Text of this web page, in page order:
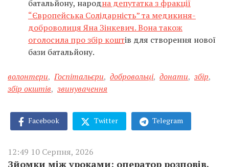
батальйону, народна депутатка з фракції
“Європейська Солідарність” та медикиня-
доброволиця Яна Зінкевич. Вона також
оголосила про збір коштів для створення нової
бази батальйону.
волонтери, Госпітальєри, добровольці, донати, збір,
збір окштів, звинувачення
Facebook Twitter Telegram
12:49 10 Серпня, 2026
Зйомки між уроками: оператор розповів,